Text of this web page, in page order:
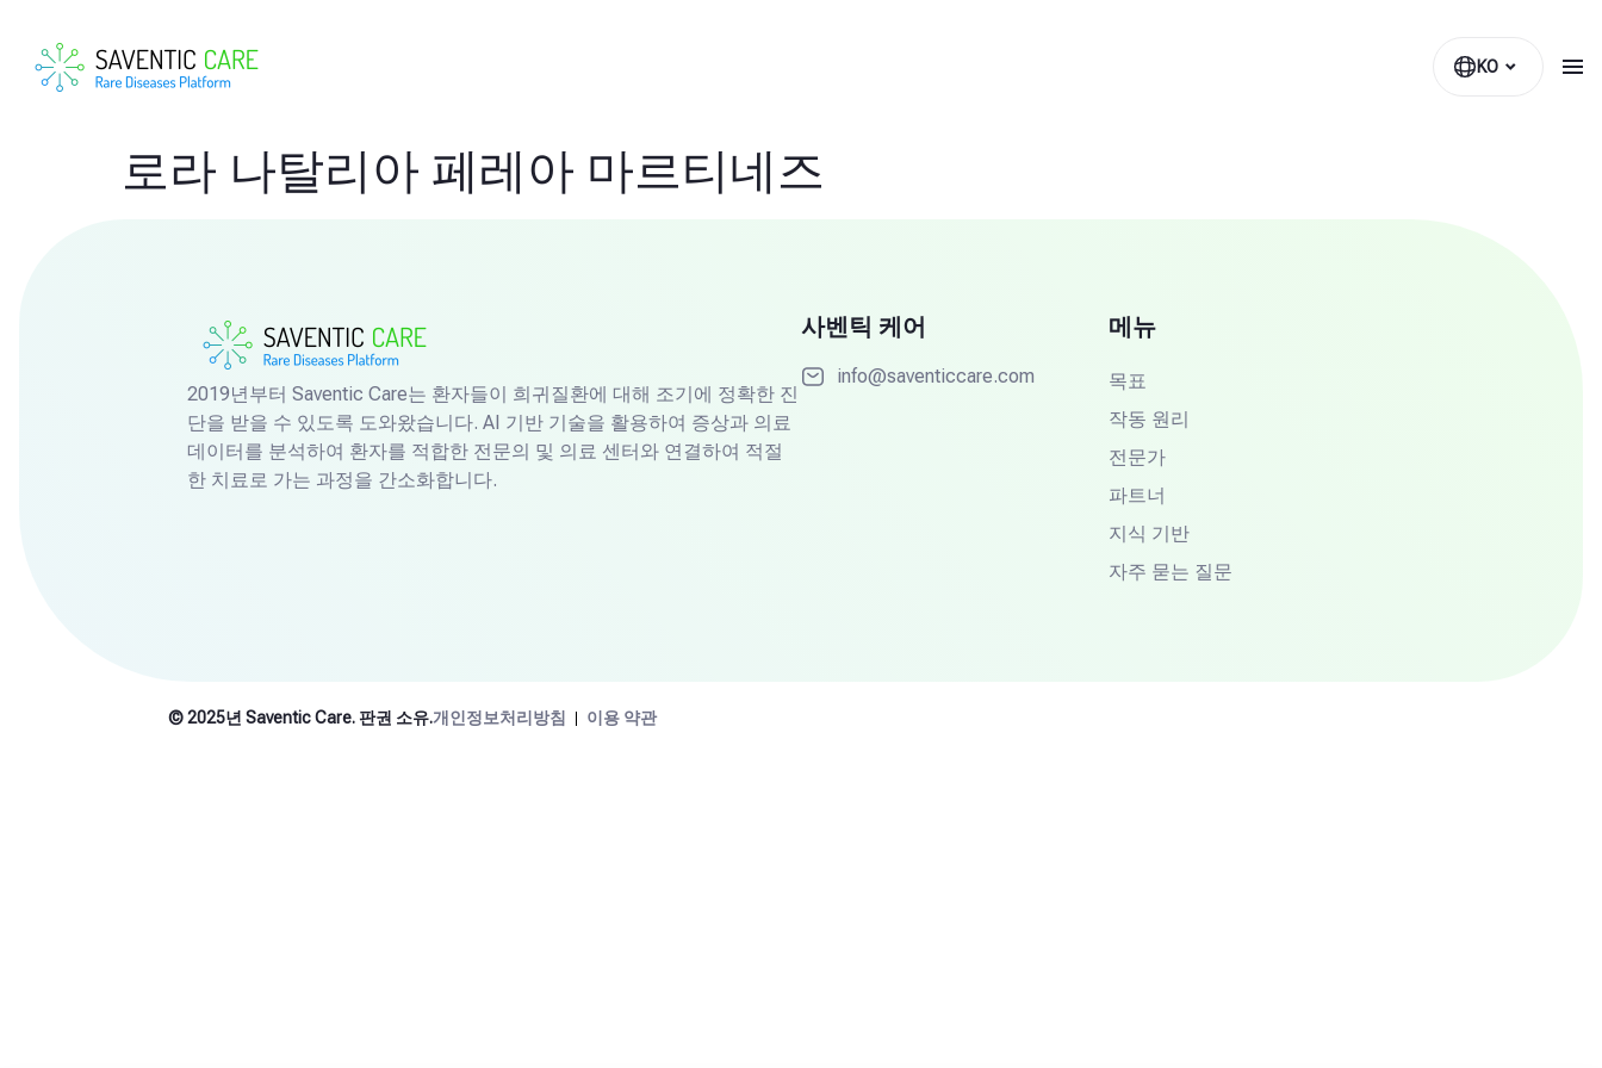
KO
로라 나탈리아 페레아 마르티네즈
2019년부터 Saventic Care는 환자들이 희귀질환에 대해 조기에 정확한 진
단을 받을 수 있도록 도와왔습니다. AI 기반 기술을 활용하여 증상과 의료
데이터를 분석하여 환자를 적합한 전문의 및 의료 센터와 연결하여 적절
한 치료로 가는 과정을 간소화합니다.
사벤틱 케어
info@saventiccare.com
메뉴
목표
작동 원리
전문가
파트너
지식 기반
자주 묻는 질문
© 2025년 Saventic Care. 판권 소유.개인정보처리방침 이용 약관